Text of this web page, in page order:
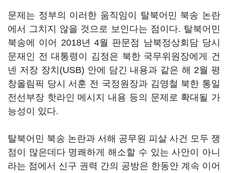
문제는 정부의 이러한 움직임이 탈북어민 북송 논란
에서 그치지 않을 것으로 보인다는 점이다. 탈북어민
북송에 이어 2018년 4월 판문점 남북정상회담 당시
문재인 전 대통령이 김정은 북한 국무위원장에게 건
넨 저장 장치(USB) 안에 담긴 내용과 같은 해 2월 평
창올림픽 당시 서훈 전 국정원장과 김영철 북한 통일
전선부장 핫라인 메시지 내용 등의 문제로 확대될 가
능성이 있다.
탈북어민 북송 논란과 서해 공무원 피살 사건 모두 쟁
점이 많은데다 명쾌하게 해소할 수 있는 사안이 아니
라는 점에서 신구 권력 간의 공방은 한동안 계속 이어